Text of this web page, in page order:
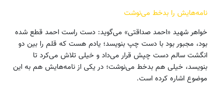
نامه‌هایش را بدخط می‌نوشت
خواهر شهید «احمد صداقتی» می‌گوید: دست راست احمد قطع شده
بود، مجبور بود با دست چپ بنویسد؛ یادم هست که قلم را بین دو
انگشت سالم دست چپش قرار می‌داد و خیلی تلاش می‌کرد تا
بنویسد، خیلی هم بدخط می‌نوشت؛ در یکی از نامه‌هایش هم به این
موضوع اشاره کرده است.